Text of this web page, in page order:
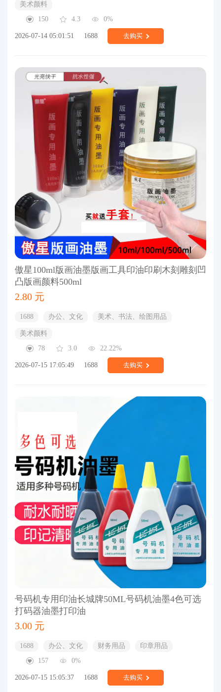
美术颜料
150
4.3 0%
2026-07-14 05:01:51 1688 去购买
傲星100ml版画油墨版画工具印油印刷木刻雕刻凹
凸版画颜料500ml
2.80 元
1688 办公、文化 美术、书法、绘图用品
美术颜料
78
3.0 22.22%
2026-07-15 17:05:49 1688 去购买
号码机专用印油长城牌50ML号码机油墨4色可选
打码器油墨打印油
3.00 元
1688 办公、文化 财务用品
印章用品
157
0%
2026-07-15 15:05:37 1688 去购买